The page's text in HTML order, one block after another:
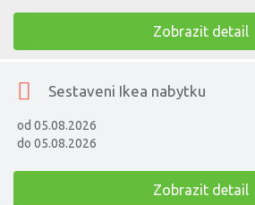
Zobrazit detail
Sestaveni Ikea nabytku
od 05.08.2026
do 05.08.2026
Zobrazit detail